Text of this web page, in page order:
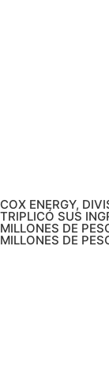
COX ENERGY,
TRIPLICÓ SUS
MILLONES DE
MILLONES DE